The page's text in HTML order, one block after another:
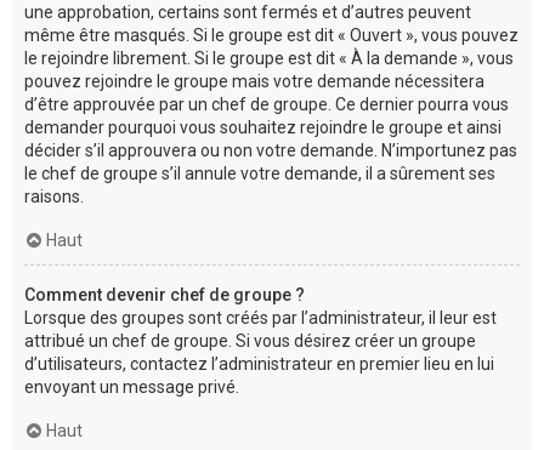
une approbation, certains sont fermés et d’autres peuvent
même être masqués. Si le groupe est dit « Ouvert », vous pouvez
le rejoindre librement. Si le groupe est dit « À la demande », vous
pouvez rejoindre le groupe mais votre demande nécessitera
d’être approuvée par un chef de groupe. Ce dernier pourra vous
demander pourquoi vous souhaitez rejoindre le groupe et ainsi
décider s’il approuvera ou non votre demande. N’importunez pas
le chef de groupe s’il annule votre demande, il a sûrement ses
raisons.
Haut
Comment devenir chef de groupe ?
Lorsque des groupes sont créés par l’administrateur, il leur est
attribué un chef de groupe. Si vous désirez créer un groupe
d’utilisateurs, contactez l’administrateur en premier lieu en lui
envoyant un message privé.
Haut